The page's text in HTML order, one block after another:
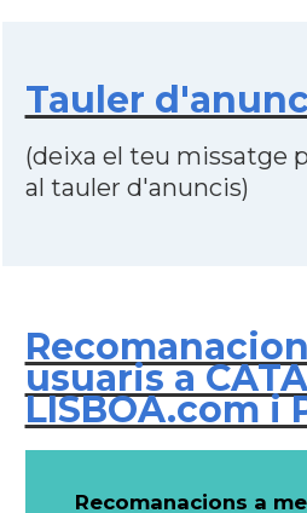
Tauler
(deixa el teu missatge
al tauler d'anuncis)
usuaris a
LISBOA.com i
Recomanacions a